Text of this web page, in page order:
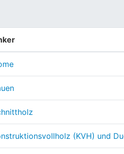
(KVH) und